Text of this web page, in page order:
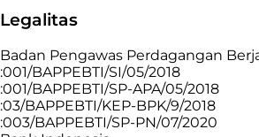
Legalitas
Badan Pengawas Perdagangan
:001/BAPPEBTI/SI/05/2018
:001/BAPPEBTI/SP-APA/05/2018
:03/BAPPEBTI/KEP-BPK/9/2018
:003/BAPPEBTI/SP-PN/07/2020